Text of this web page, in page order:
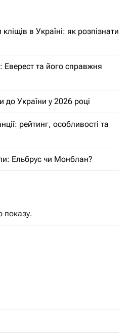
в Україні: як розпізнати
Еверест та його справжня
до України у 2026 році
рейтинг, особливості та
Ельбрус чи Монблан?
показу.